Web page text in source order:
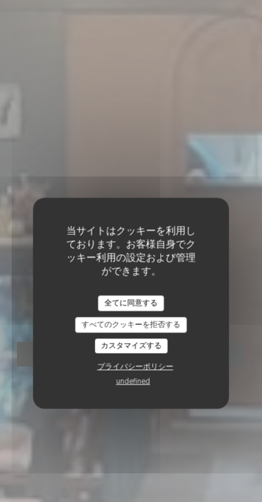
当サイトはクッキーを利用し
ております。お客様自身でク
ッキー利用の設定および管理
ができます。
全てに同意する
すべてのクッキーを拒否する
カスタマイズする
プライバシーポリシー
undefined
Mouné
予約
MOUNÉ